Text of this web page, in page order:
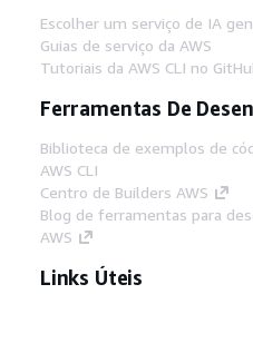
Escolher um serviço de IA
Guias de serviço da AWS
Tutoriais da AWS CLI no
Ferramentas De
Biblioteca de exemplos de
AWS CLI
Centro de Builders AWS
Blog de ferramentas para
AWS
Links Úteis